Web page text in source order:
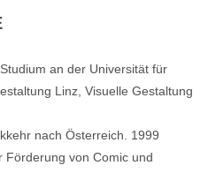
an der Universität für
Linz, Visuelle Gestaltung
nach Österreich. 1999
Förderung von Comic und